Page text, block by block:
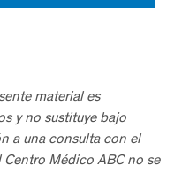
material es
y no sustituye bajo
a una consulta con el
Médico ABC no se